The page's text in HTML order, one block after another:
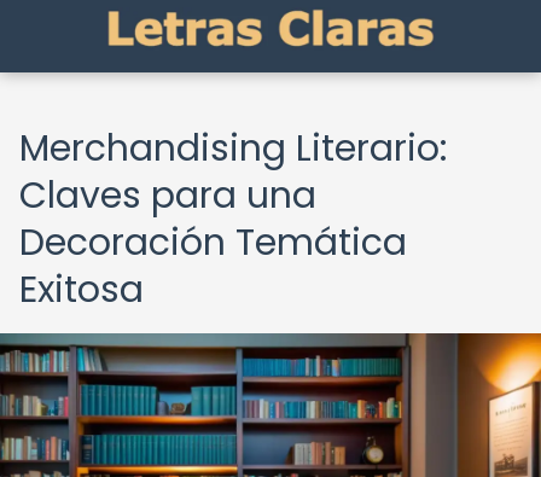
Merchandising Literario:
Claves para una
Decoración Temática
Exitosa